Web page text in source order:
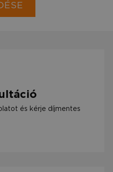
és kérje díjmentes